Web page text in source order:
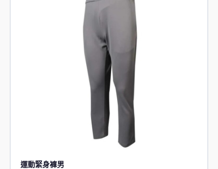
運動緊身褲男